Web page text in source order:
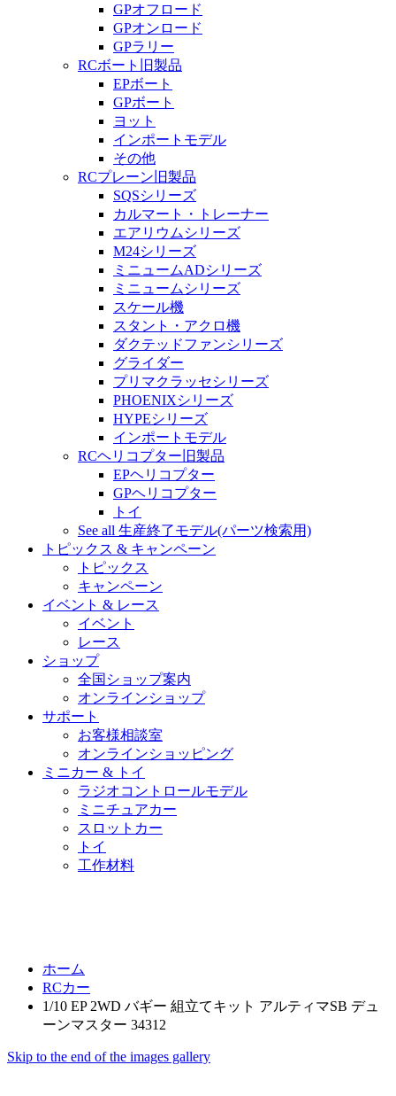
GPオフロード
GPオンロード
GPラリー
RCボート旧製品
EPボート
GPボート
ヨット
インポートモデル
その他
RCプレーン旧製品
SQSシリーズ
カルマート・トレーナー
エアリウムシリーズ
M24シリーズ
ミニュームADシリーズ
ミニュームシリーズ
スケール機
スタント・アクロ機
ダクテッドファンシリーズ
グライダー
プリマクラッセシリーズ
PHOENIXシリーズ
HYPEシリーズ
インポートモデル
RCヘリコプター旧製品
EPヘリコプター
GPヘリコプター
トイ
See all 生産終了モデル(パーツ検索用)
トピックス & キャンペーン
トピックス
キャンペーン
イベント & レース
イベント
レース
ショップ
全国ショップ案内
オンラインショップ
サポート
お客様相談室
オンラインショッピング
ミニカー & トイ
ラジオコントロールモデル
ミニチュアカー
スロットカー
トイ
工作材料
ホーム
RCカー
1/10 EP 2WD バギー 組立てキット アルティマSB デュ
ーンマスター 34312
Skip to the end of the images gallery